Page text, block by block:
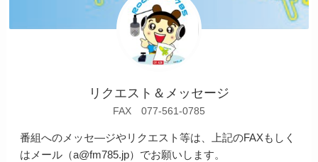
リクエスト＆メッセージ
FAX 077-561-0785
番組へのメッセ―ジやリクエスト等は、上記のFAXもしく
はメール（a@fm785.jp）でお願いします。